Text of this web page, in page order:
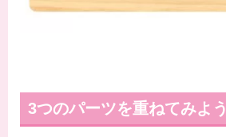
3つのパーツを重ねてみよう